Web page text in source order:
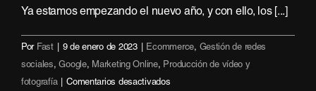
Ya estamos empezando el nuevo año, y con ello, los [...]
Por Fast 9 de enero de 2023 Ecommerce, Gestión de redes
sociales,Google, Marketing Online, Producción de vídeo y
fotografía Comentarios desactivadosen